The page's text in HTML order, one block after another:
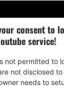
consent to
service!
not permitted to
not disclosed to
needs to